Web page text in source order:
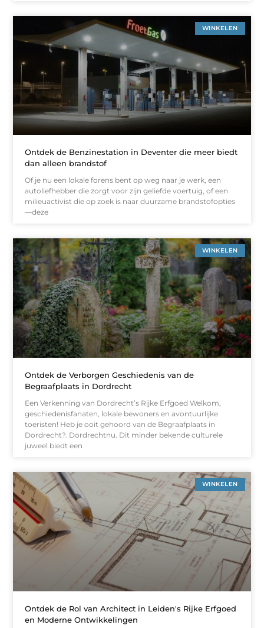
WINKELEN
Ontdek de Benzinestation in Deventer die meer biedt
dan alleen brandstof
Of je nu een lokale forens bent op weg naar je werk, een
autoliefhebber die zorgt voor zijn geliefde voertuig, of een
milieuactivist die op zoek is naar duurzame brandstofopties
—deze
WINKELEN
Ontdek de Verborgen Geschiedenis van de
Begraafplaats in Dordrecht
Een Verkenning van Dordrecht’s Rijke Erfgoed Welkom,
geschiedenisfanaten, lokale bewoners en avontuurlijke
toeristen! Heb je ooit gehoord van de Begraafplaats in
Dordrecht?. Dordrechtnu. Dit minder bekende culturele
juweel biedt een
WINKELEN
Ontdek de Rol van Architect in Leiden's Rijke Erfgoed
en Moderne Ontwikkelingen